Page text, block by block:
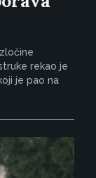
rekao je
je pao na